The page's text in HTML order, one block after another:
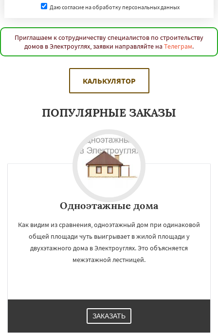
Даю согласие на обработку персональных данных
Приглашаем к сотрудничеству специалистов по строительству
домов в Электроуглях, заявки направляйте на Телеграм.
КАЛЬКУЛЯТОР
ПОПУЛЯРНЫЕ ЗАКАЗЫ
Одноэтажные дома
Как видим из сравнения, одноэтажный дом при одинаковой
общей площади чуть выигрывает в жилой площади у
двухэтажного дома в Электроуглях. Это объясняется
межэтажной лестницей.
ЗАКАЗАТЬ